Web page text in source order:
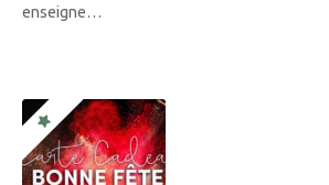
enseigne…